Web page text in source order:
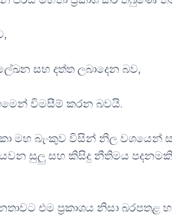
සහ දත්ත ලබාදෙන බව,
විමසීම් කරන බවයි.
මහ බැංකුව විසින් නිල වශයෙන්
සුලු සහ කිසිදු නීතිමය
එම ප්‍රකාශය නිසා බරපතළ